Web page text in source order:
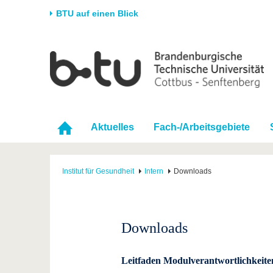
BTU auf einen Blick
Universität
Karriere & Engagement
Forschung
Förderung Im
Aktuelles Fach-/Arbeitsgebiete
Institut für Gesundheit Intern Downloads
Downloads
Leitfaden